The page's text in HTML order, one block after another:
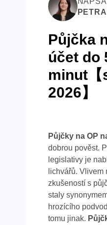
Půjčka
účet do
minut【
2026】
Půjčky na OP
dobrou pověst.
legislativy je
lichvářů. Vlivem
zkušeností s
staly
hrozícího
tomu jinak.